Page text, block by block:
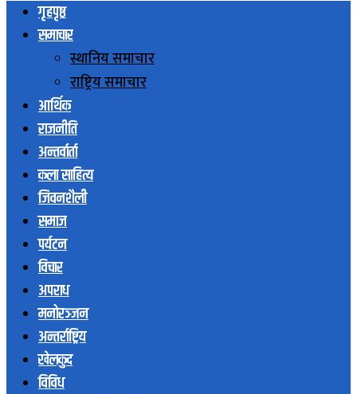
गृहपृष्ठ
समाचार
स्थानिय समाचार
राष्ट्रिय समाचार
आर्थिक
राजनीति
अन्तर्वार्ता
कला साहित्य
जिवनशैली
समाज
पर्यटन
विचार
अपराध
मनोरञ्जन
अन्तर्राष्ट्रिय
खेलकुद
विविध